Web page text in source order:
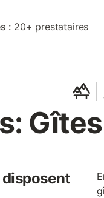
: 20+ prestataires